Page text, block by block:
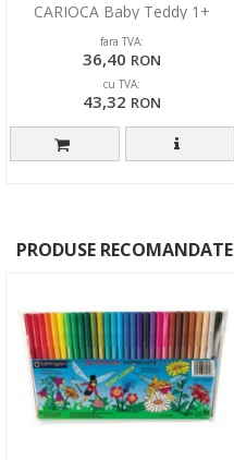
CARIOCA Baby Teddy 1+
fara TVA:
36,40 RON
cu TVA:
43,32 RON
PRODUSE RECOMANDATE